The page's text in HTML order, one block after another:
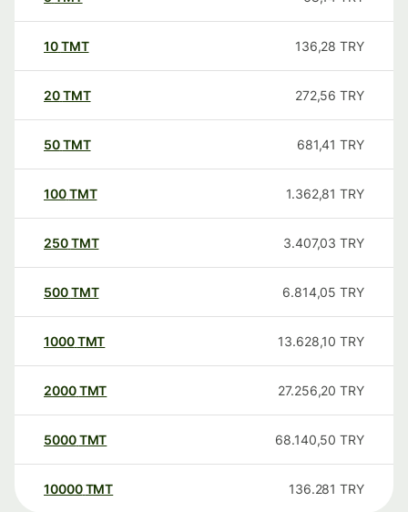
10TMT 136,28 TRY
20TMT 272,56 TRY
50TMT 681,41 TRY
100TMT 1.362,81 TRY
250TMT 3.407,03 TRY
500TMT 6.814,05 TRY
1000TMT 13.628,10 TRY
2000TMT 27.256,20 TRY
5000TMT 68.140,50 TRY
10000 TMT 136.281 TRY